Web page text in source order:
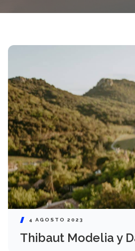
4 AGOSTO 2023
Thibaut Modelia y